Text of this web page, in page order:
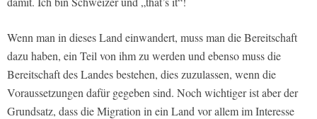
Wenn man in dieses Land einwandert, muss man die Bereitschaft
dazu haben, ein Teil von ihm zu werden und ebenso muss die
Bereitschaft des Landes bestehen, dies zuzulassen, wenn die
Voraussetzungen dafür gegeben sind. Noch wichtiger ist aber der
Grundsatz, dass die Migration in ein Land vor allem im Interesse